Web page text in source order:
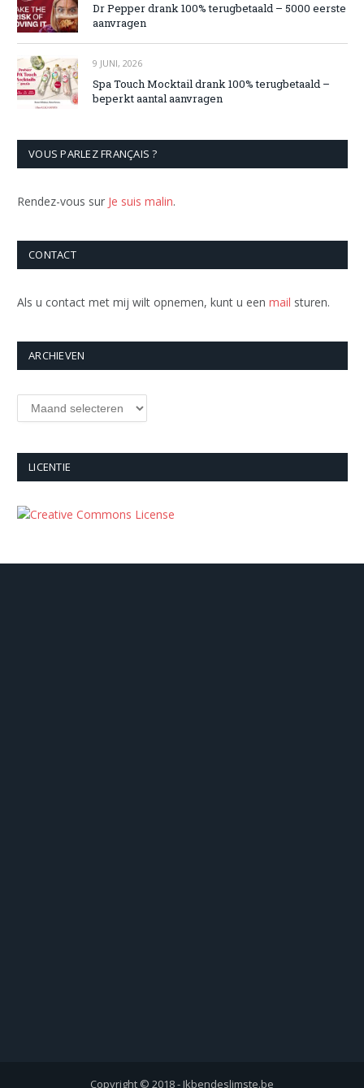
Dr Pepper drank 100% terugbetaald – 5000 eerste
aanvragen
9 JUNI, 2026
Spa Touch Mocktail drank 100% terugbetaald –
beperkt aantal aanvragen
VOUS PARLEZ FRANÇAIS ?
Rendez-vous sur Je suis malin.
CONTACT
Als u contact met mij wilt opnemen, kunt u een mail sturen.
ARCHIEVEN
Archieven
LICENTIE
Copyright © 2018 - Ikbendeslimste.be